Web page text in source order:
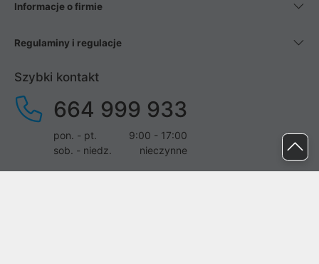
Informacje o firmie
Regulaminy i regulacje
Szybki kontakt
664 999 933
pon. - pt.
9:00 - 17:00
sob. - niedz.
nieczynne